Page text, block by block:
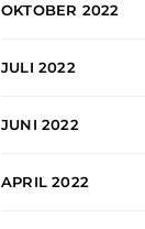
OKTOBER 2022
JULI 2022
JUNI 2022
APRIL 2022